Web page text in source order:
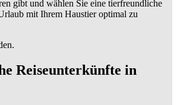
gibt und wählen Sie eine tierfreundliche
mit Ihrem Haustier optimal zu
Reiseunterkünfte in